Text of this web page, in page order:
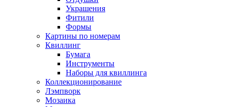
Украшения
Фитили
Формы
Картины по номерам
Квиллинг
Бумага
Инструменты
Наборы для квиллинга
Коллекционирование
Лэмпворк
Мозаика